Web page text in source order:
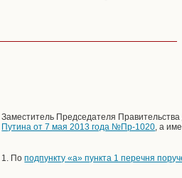
Заместитель Председателя
Путина от 7 мая 2013 года №Пр-1020, а
1. Поподпункту «а» пункта 1 перечня